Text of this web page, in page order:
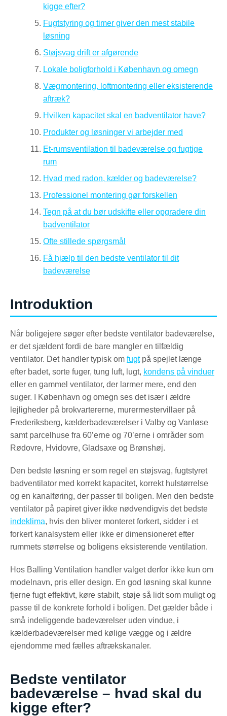
kigge efter?
Fugtstyring og timer giver den mest stabile
løsning
Støjsvag drift er afgørende
Lokale boligforhold i København og omegn
Vægmontering, loftmontering eller eksisterende
aftræk?
Hvilken kapacitet skal en badventilator have?
Produkter og løsninger vi arbejder med
Et-rumsventilation til badeværelse og fugtige
rum
Hvad med radon, kælder og badeværelse?
Professionel montering gør forskellen
Tegn på at du bør udskifte eller opgradere din
badventilator
Ofte stillede spørgsmål
Få hjælp til den bedste ventilator til dit
badeværelse
Introduktion
Når boligejere søger efter bedste ventilator badeværelse,
er det sjældent fordi de bare mangler en tilfældig
ventilator. Det handler typisk om fugtpå spejlet længe
efter badet, sorte fuger, tung luft, lugt, kondens på vinduer
eller en gammel ventilator, der larmer mere, end den
suger. I København og omegn ses det især i ældre
lejligheder på brokvartererne, murermestervillaer på
Frederiksberg, kælderbadeværelser i Valby og Vanløse
samt parcelhuse fra 60’erne og 70’erne i områder som
Rødovre, Hvidovre, Gladsaxe og Brønshøj.
Den bedste løsning er som regel en støjsvag, fugtstyret
badventilator med korrekt kapacitet, korrekt hulstørrelse
og en kanalføring, der passer til boligen. Men den bedste
ventilator på papiret giver ikke nødvendigvis det bedste
indeklima, hvis den bliver monteret forkert, sidder i et
forkert kanalsystem eller ikke er dimensioneret efter
rummets størrelse og boligens eksisterende ventilation.
Hos Balling Ventilation handler valget derfor ikke kun om
modelnavn, pris eller design. En god løsning skal kunne
fjerne fugt effektivt, køre stabilt, støje så lidt som muligt og
passe til de konkrete forhold i boligen. Det gælder både i
små indeliggende badeværelser uden vindue, i
kælderbadeværelser med kølige vægge og i ældre
ejendomme med fælles aftrækskanaler.
Bedste ventilator
badeværelse – hvad skal du
kigge efter?